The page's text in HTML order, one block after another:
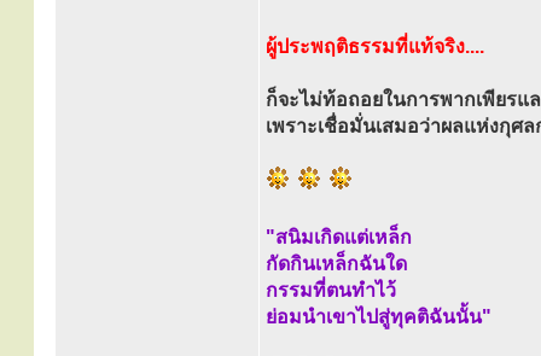
ผู้ประพฤติธรรมที่แท้จริง....
ก็จะไม่ท้อถอยในการพากเพียรแ
เพราะเชื่อมั่นเสมอว่าผลแห่งกุศ
"สนิมเกิดแต่เหล็ก
กัดกินเหล็กฉันใด
กรรมที่ตนทำไว้
ย่อมนำเขาไปสู่ทุคติฉันนั้น"